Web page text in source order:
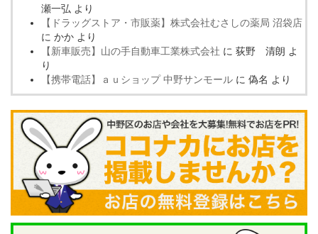
瀬一弘 より
【ドラッグストア・市販薬】株式会社むさしの薬局 沼袋店
に かか より
【新車販売】山の手自動車工業株式会社 に 荻野 清朗 よ
り
【携帯電話】ａｕショップ 中野サンモール に 偽名 より